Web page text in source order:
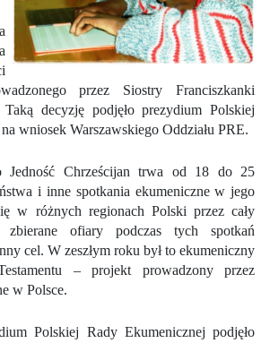
przez Siostry Franciszkanki
Taką decyzję podjęło prezydium Polskiej
wniosek Warszawskiego Oddziału PRE.
Jedność Chrześcijan trwa od 18 do 25
i inne spotkania ekumeniczne w jego
w różnych regionach Polski przez cały
ofiary podczas tych spotkań
cel. W zeszłym roku był to ekumeniczny
– projekt prowadzony przez
w Polsce.
Polskiej Rady Ekumenicznej podjęło